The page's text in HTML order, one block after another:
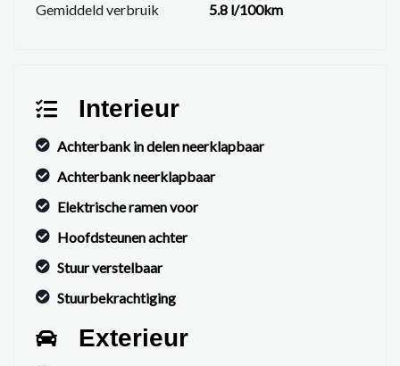
Gemiddeld verbruik
5.8 l/100km
Interieur
Achterbank in delen neerklapbaar
Achterbank neerklapbaar
Elektrische ramen voor
Hoofdsteunen achter
Stuur verstelbaar
Stuurbekrachtiging
Exterieur